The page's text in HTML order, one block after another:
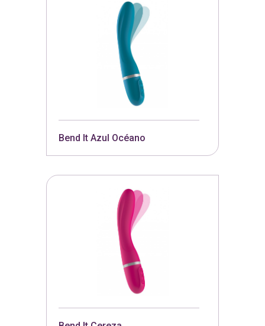
Bend It Azul Océano